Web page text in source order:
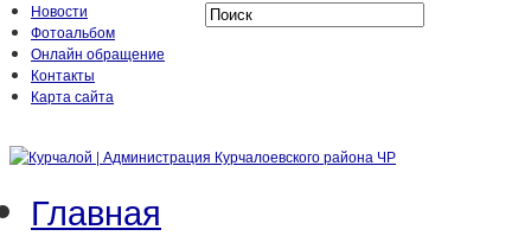
Новости
Фотоальбом
Онлайн обращение
Контакты
Карта сайта
Главная